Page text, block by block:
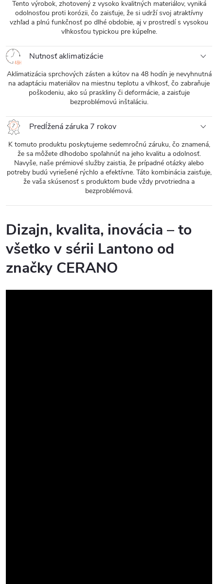
Tento výrobok, zhotovený z vysoko kvalitných materiálov, vyniká
odolnosťou proti korózii, čo zaisťuje, že si udrží svoj atraktívny
vzhľad a plnú funkčnosť po dlhé obdobie, aj v prostredí s vysokou
vlhkosťou typickou pre kúpeľne.
Nutnosť aklimatizácie
Aklimatizácia sprchových zásten a kútov na 48 hodín je nevyhnutná
na adaptáciu materiálov na miestnu teplotu a vlhkosť, čo zabraňuje
poškodeniu, ako sú praskliny či deformácie, a zaisťuje
bezproblémovú inštaláciu.
Predĺžená záruka 7 rokov
K tomuto produktu poskytujeme sedemročnú záruku, čo znamená,
že sa môžete dlhodobo spoľahnúť na jeho kvalitu a odolnosť.
Navyše, naše prémiové služby zaistia, že prípadné otázky alebo
potreby budú vyriešené rýchlo a efektívne. Táto kombinácia zaisťuje,
že vaša skúsenosť s produktom bude vždy prvotriedna a
bezproblémová.
Dizajn, kvalita, inovácia – to
všetko v sérii Lantono od
značky CERANO